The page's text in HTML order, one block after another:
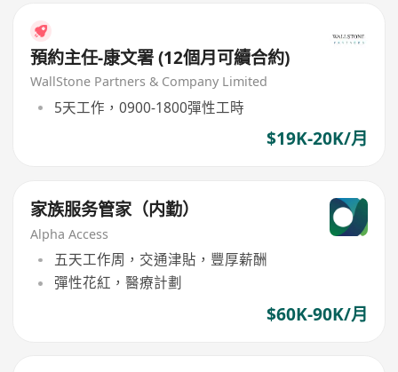
預約主任-康文署 (12個月可續合約)
WallStone Partners & Company Limited
5天工作，0900-1800彈性工時
$19K-20K/月
家族服务管家（内勤）
Alpha Access
五天工作周，交通津貼，豐厚薪酬
彈性花紅，醫療計劃
$60K-90K/月